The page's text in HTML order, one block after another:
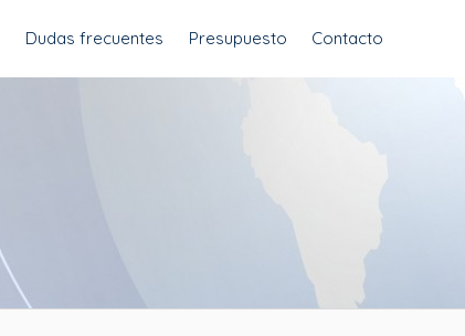
Dudas frecuentes Presupuesto Contacto